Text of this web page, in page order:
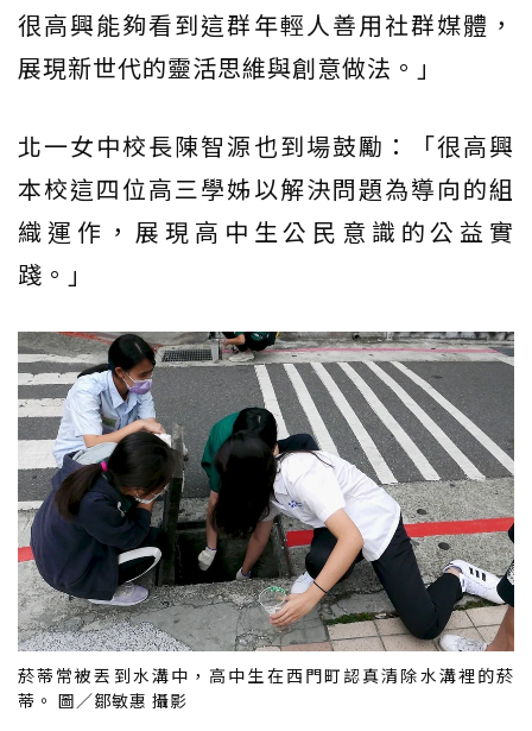
很高興能夠看到這群年輕人善用社群媒體，
展現新世代的靈活思維與創意做法。」
北一女中校長陳智源也到場鼓勵：「很高興
本校這四位高三學姊以解決問題為導向的組
織運作，展現高中生公民意識的公益實
踐。」
菸蒂常被丟到水溝中，高中生在西門町認真清除水溝裡的菸
蒂。 圖／鄒敏惠 攝影